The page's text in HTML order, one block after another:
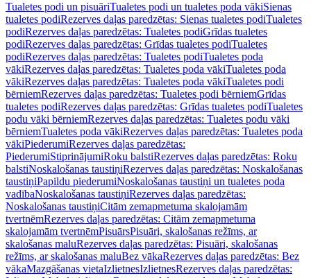
Tualetes podi un pisuāriTualetes podi un tualetes poda vākiSienas
tualetes podiRezerves daļas paredzētas: Sienas tualetes podiTualetes
podiRezerves daļas paredzētas: Tualetes podiGrīdas tualetes
podiRezerves daļas paredzētas: Grīdas tualetes podiTualetes
podiRezerves daļas paredzētas: Tualetes podiTualetes poda
vākiRezerves daļas paredzētas: Tualetes poda vākiTualetes poda
vākiRezerves daļas paredzētas: Tualetes poda vākiTualetes podi
bērniemRezerves daļas paredzētas: Tualetes podi bērniemGrīdas
tualetes podiRezerves daļas paredzētas: Grīdas tualetes podiTualetes
podu vāki bērniemRezerves daļas paredzētas: Tualetes podu vāki
bērniemTualetes poda vākiRezerves daļas paredzētas: Tualetes poda
vākiPiederumiRezerves daļas paredzētas:
PiederumiStiprinājumiRoku balstiRezerves daļas paredzētas: Roku
balstiNoskalošanas taustiņiRezerves daļas paredzētas: Noskalošanas
taustiņiPapildu piederumiNoskalošanas taustiņi un tualetes poda
vadībaNoskalošanas taustiņiRezerves daļas paredzētas:
Noskalošanas taustiņiCitām zemapmetuma skalojamām
tvertnēmRezerves daļas paredzētas: Citām zemapmetuma
skalojamām tvertnēmPisuārsPisuāri, skalošanas režīms, ar
skalošanas maluRezerves daļas paredzētas: Pisuāri, skalošanas
režīms, ar skalošanas maluBez vākaRezerves daļas paredzētas: Bez
vākaMazgāšanas vietaIzlietnesIzlietnesRezerves daļas paredzētas: